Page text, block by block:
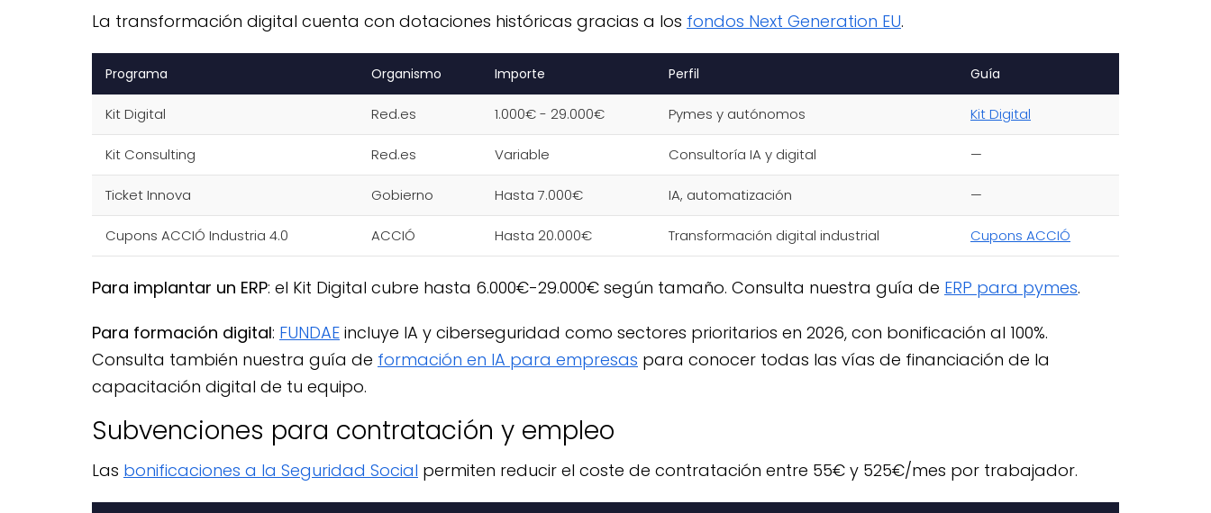
La transformación digital cuenta con dotaciones históricas gracias a los fondos Next Generation EU.
Programa Organismo Importe Perfil Guía
Kit Digital Red.es 1.000€ - 29.000€ Pymes y autónomos Kit Digital
Kit Consulting Red.es Variable Consultoría IA y digital —
Ticket Innova Gobierno Hasta 7.000€ IA, automatización —
Cupons ACCIÓ Industria 4.0 ACCIÓ Hasta 20.000€ Transformación digital industrial Cupons ACCIÓ
Para implantar un ERP: el Kit Digital cubre hasta 6.000€-29.000€ según tamaño. Consulta nuestra guía de ERP para pymes.
Para formación digital: FUNDAE incluye IA y ciberseguridad como sectores prioritarios en 2026, con bonificación al 100%.
Consulta también nuestra guía de formación en IA para empresas para conocer todas las vías de financiación de la
capacitación digital de tu equipo.
Subvenciones para contratación y empleo
Las bonificaciones a la Seguridad Social permiten reducir el coste de contratación entre 55€ y 525€/mes por trabajador.